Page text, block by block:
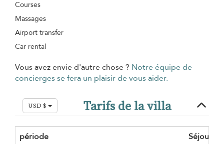
Courses
Massages
Airport transfer
Car rental
Vous avez envie d'autre chose ? Notre équipe de
concierges se fera un plaisir de vous aider.
USD $ Tarifs de la villa
période
Séjour